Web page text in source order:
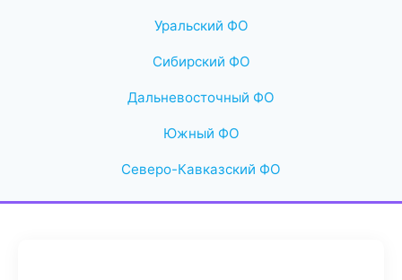
Уральский ФО
Сибирский ФО
Дальневосточный ФО
Южный ФО
Северо-Кавказский ФО